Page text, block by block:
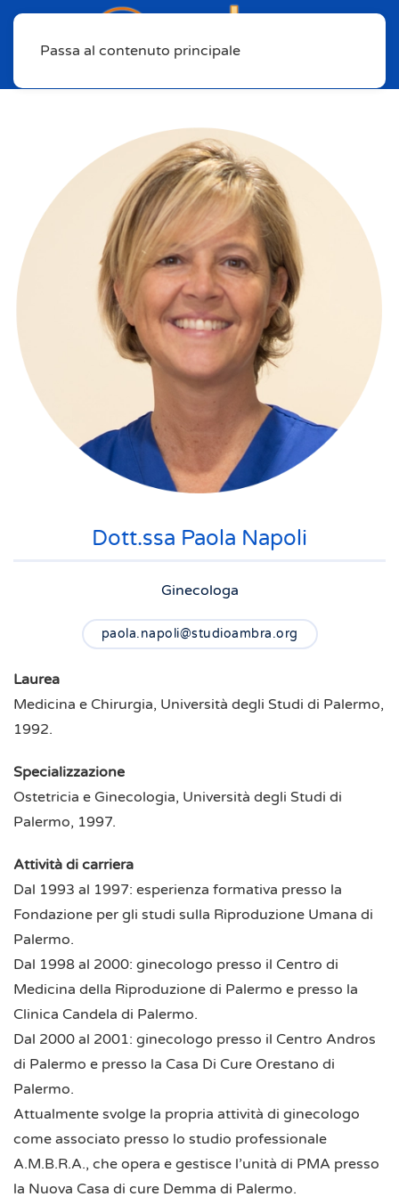
Passa al contenuto principale
Dott.ssa Paola Napoli
Ginecologa
paola.napoli@studioambra.org
Laurea
Medicina e Chirurgia, Università degli Studi di Palermo,
1992.
Specializzazione
Ostetricia e Ginecologia, Università degli Studi di
Palermo, 1997.
Attività di carriera
Dal 1993 al 1997: esperienza formativa presso la
Fondazione per gli studi sulla Riproduzione Umana di
Palermo.
Dal 1998 al 2000: ginecologo presso il Centro di
Medicina della Riproduzione di Palermo e presso la
Clinica Candela di Palermo.
Dal 2000 al 2001: ginecologo presso il Centro Andros
di Palermo e presso la Casa Di Cure Orestano di
Palermo.
Attualmente svolge la propria attività di ginecologo
come associato presso lo studio professionale
A.M.B.R.A., che opera e gestisce l’unità di PMA presso
la Nuova Casa di cure Demma di Palermo.